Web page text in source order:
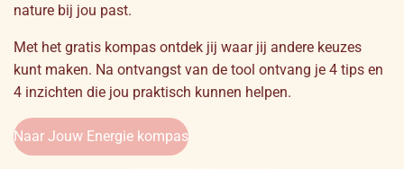
nature bij jou past.
Met het gratis kompas ontdek jij waar jij andere keuzes
kunt maken. Na ontvangst van de tool ontvang je 4 tips en
4 inzichten die jou praktisch kunnen helpen.
Naar Jouw Energie kompas